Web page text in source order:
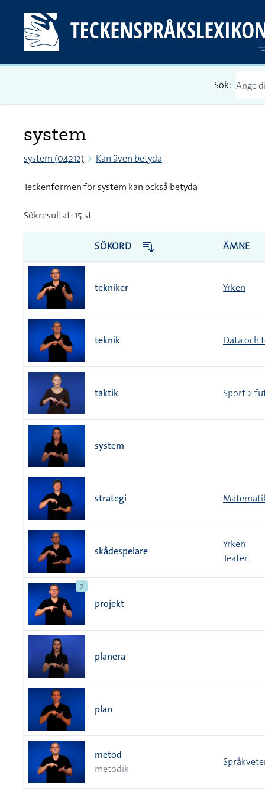
Sök:
system
system (04212) Kan även betyda
Teckenformen för system kan också betyda
Sökresultat: 15 st
SÖKORD ÄMNE
tekniker Yrken
teknik Data och
taktik Sport >
system
strategi
skådespelare
Yrken
Teater
2
projekt
planera
plan
metod
metodik